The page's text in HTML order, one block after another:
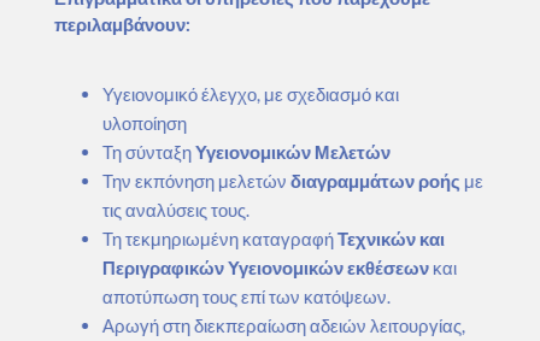
περιλαμβάνουν:
Υγειονομικό έλεγχο, με σχεδιασμό και
υλοποίηση
Τη σύνταξηΥγειονομικών Μελετών
Την εκπόνηση μελετών διαγραμμάτων ροής με
τις αναλύσεις τους.
Τη τεκμηριωμένη καταγραφήΤεχνικών και
Περιγραφικών Υγειονομικών εκθέσεωνκαι
αποτύπωση τους επί των κατόψεων.
Αρωγή στη διεκπεραίωση αδειών λειτουργίας,